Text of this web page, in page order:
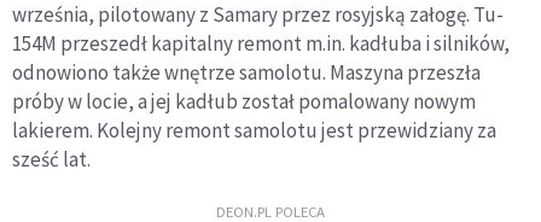
września, pilotowany z Samary przez rosyjską załogę. Tu-
154M przeszedł kapitalny remont m.in. kadłuba i silników,
odnowiono także wnętrze samolotu. Maszyna przeszła
próby w locie, a jej kadłub został pomalowany nowym
lakierem. Kolejny remont samolotu jest przewidziany za
sześć lat.
DEON.PL POLECA